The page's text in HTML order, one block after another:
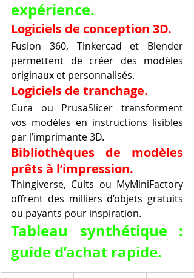
expérience.
Logiciels de conception 3D.
Fusion 360, Tinkercad et Blender
permettent de créer des modèles
originaux et personnalisés.
Logiciels de tranchage.
Cura ou PrusaSlicer transforment
vos modèles en instructions lisibles
par l’imprimante 3D.
Bibliothèques de modèles
prêts à l’impression.
Thingiverse, Cults ou MyMiniFactory
offrent des milliers d’objets gratuits
ou payants pour inspiration.
Tableau synthétique :
guide d’achat rapide.